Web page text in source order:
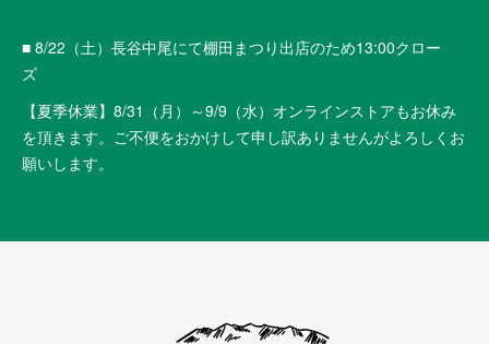
■ 8/22（土）長谷中尾にて棚田まつり出店のため13:00クロー
ズ
【夏季休業】8/31（月）～9/9（水）オンラインストアもお休み
を頂きます。ご不便をおかけして申し訳ありませんがよろしくお
願いします。